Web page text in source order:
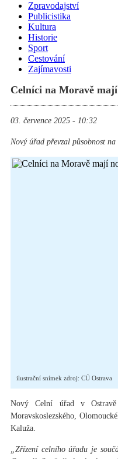
Zpravodajství
Publicistika
Kultura
Historie
Sport
Cestování
Zajímavosti
Celníci na Moravě
03. července 2025 - 10:32
Nový úřad převzal působnost
ilustrační snímek zdroj: CÚ Ostrava
Nový Celní úřad v
Moravskoslezského,
Kaluža.
„Zřízení celního úřadu je